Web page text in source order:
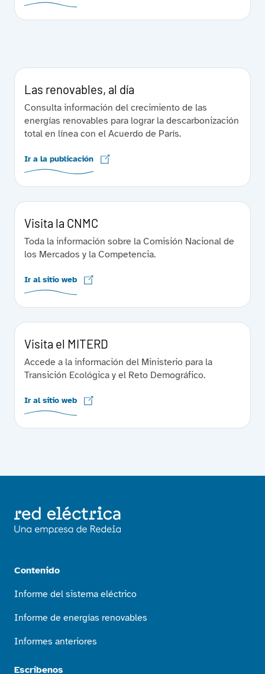
Las renovables, al día
Consulta información del crecimiento de las
energías renovables para lograr la descarbonización
total en línea con el Acuerdo de París.
Ir a la publicación
Visita la CNMC
Toda la información sobre la Comisión Nacional de
los Mercados y la Competencia.
Ir al sitio web
Visita el MITERD
Accede a la información del Ministerio para la
Transición Ecológica y el Reto Demográfico.
Ir al sitio web
Contenido
Informe del sistema eléctrico
Informe de energías renovables
Informes anteriores
Escríbenos